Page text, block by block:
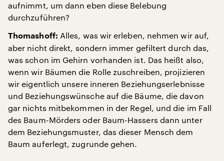
aufnimmt, um dann eben diese Belebung
durchzuführen?
Thomashoff: Alles, was wir erleben, nehmen wir auf,
aber nicht direkt, sondern immer gefiltert durch das,
was schon im Gehirn vorhanden ist. Das heißt also,
wenn wir Bäumen die Rolle zuschreiben, projizieren
wir eigentlich unsere inneren Beziehungserlebnisse
und Beziehungswünsche auf die Bäume, die davon
gar nichts mitbekommen in der Regel, und die im Fall
des Baum-Mörders oder Baum-Hassers dann unter
dem Beziehungsmuster, das dieser Mensch dem
Baum auferlegt, zugrunde gehen.